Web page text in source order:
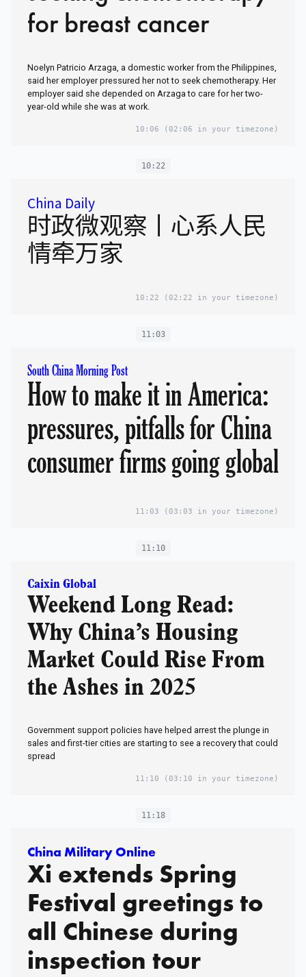
for breast cancer
Noelyn Patricio Arzaga, a domestic worker from the Philippines,
said her employer pressured her not to seek chemotherapy. Her
employer said she depended on Arzaga to care for her two-
year-old while she was at work.
10:06 (02:06 in your timezone)
10:22
China Daily
时政微观察丨心系人民
情牵万家
10:22 (02:22 in your timezone)
11:03
South China Morning Post
How to make it in America:
pressures, pitfalls for China
consumer firms going global
11:03 (03:03 in your timezone)
11:10
Caixin Global
Weekend Long Read:
Why China’s Housing
Market Could Rise From
the Ashes in 2025
Government support policies have helped arrest the plunge in
sales and first-tier cities are starting to see a recovery that could
spread
11:10 (03:10 in your timezone)
11:18
China Military Online
Xi extends Spring
Festival greetings to
all Chinese during
inspection tour